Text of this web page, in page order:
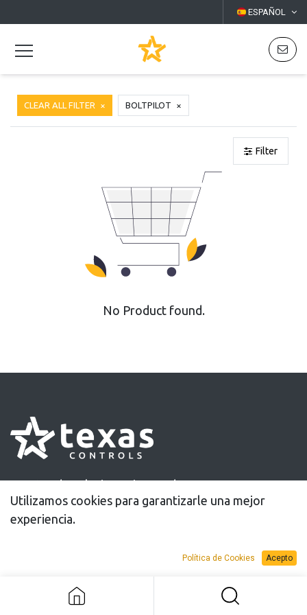
ESPAÑOL
CLEAR ALL FILTER BOLTPILOT
Filter
No Product found.
30 años de soluciones innovadoras
para el apriete controlado
Información
Utilizamos cookies para garantizarle una mejor
experiencia.
Política de Cookies Acepto